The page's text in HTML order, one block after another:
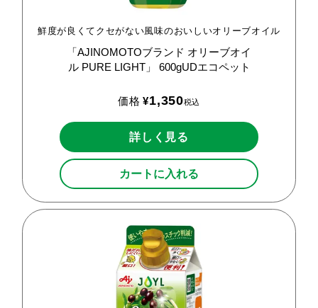
鮮度が良くてクセがない風味のおいしいオリーブオイル
「AJINOMOTOブランド オリーブオイ
ル PURE LIGHT」 600gUDエコペット
価格 ¥1,350税込
詳しく見る
カートに入れる